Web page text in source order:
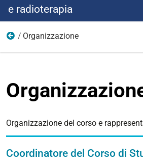
e radioterapia
Il Corso
Organizzazione
Organizzazione del corso e
Coordinatore del Corso di